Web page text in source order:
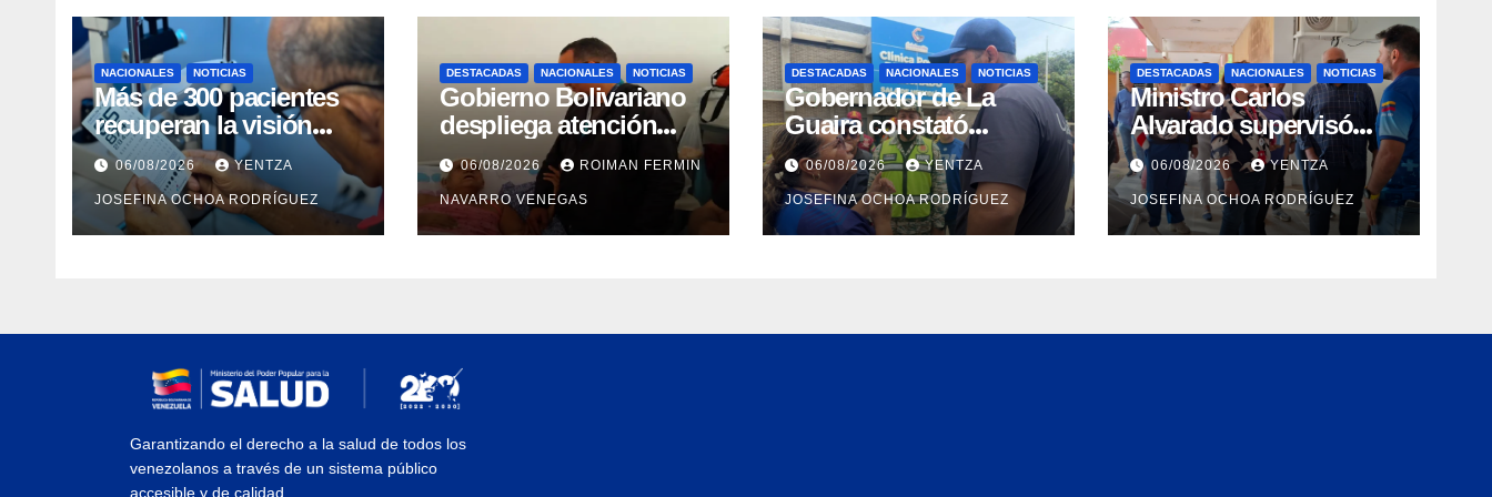
NACIONALES NOTICIAS
Más de 300 pacientes
recuperan la visión
con cirugías gratuitas
de cataratas en Zulia
06/08/2026 YENTZA
JOSEFINA OCHOA RODRÍGUEZ
DESTACADAS NACIONALES NOTICIAS
Gobierno Bolivariano
despliega atención
integral para personas
con discapacidad en
campamentos de La
Guaira
06/08/2026 ROIMAN FERMIN
NAVARRO VENEGAS
DESTACADAS NACIONALES NOTICIAS
Gobernador de La
Guaira constató
avances en la
rehabilitación del
Hospitalito de Catia la
Mar
06/08/2026 YENTZA
JOSEFINA OCHOA RODRÍGUEZ
DESTACADAS NACIONALES NOTICIAS
Ministro Carlos
Alvarado supervisó
espacios del Hospital
Dermatológico Dr.
Martín Vegas en La
Guaira
06/08/2026 YENTZA
JOSEFINA OCHOA RODRÍGUEZ
Garantizando el derecho a la salud de todos los
venezolanos a través de un sistema público
accesible y de calidad.